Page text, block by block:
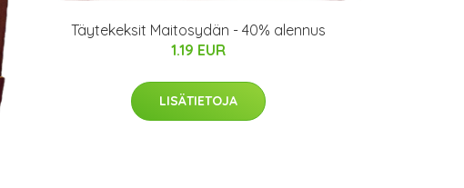
Täytekeksit Maitosydän - 40% alennus
1.19 EUR
LISÄTIETOJA